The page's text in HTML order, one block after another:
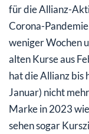
für die Allianz-
Corona-
weniger Wochen
alten Kurse aus
hat die Allianz bis
Januar) nicht
Marke in 2023
sehen sogar